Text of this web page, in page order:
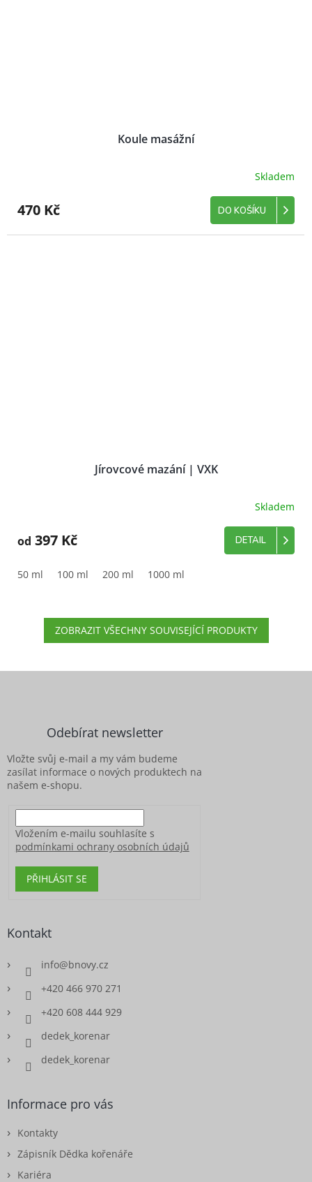
Koule masážní
Skladem
470 Kč DO KOŠÍKU
Jírovcové mazání | VXK
produktu
je
z
Skladem
od 397 Kč DETAIL
50 ml 100 ml 200 ml 1000 ml
ZOBRAZIT VŠECHNY SOUVISEJÍCÍ PRODUKTY
Odebírat newsletter
Vložte svůj e-mail a my vám budeme
zasílat informace o nových produktech na
našem e-shopu.
Vložením e-mailu souhlasíte s
podmínkami ochrany osobních údajů
PŘIHLÁSIT SE
Kontakt
info@bnovy.cz
+420 466 970 271
+420 608 444 929
dedek_korenar
dedek_korenar
Informace pro vás
Kontakty
Zápisník Dědka kořenáře
Kariéra